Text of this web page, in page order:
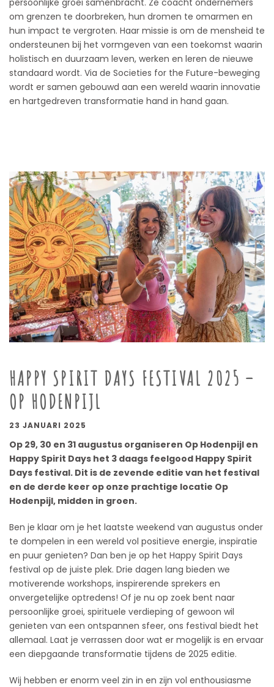
om grenzen te doorbreken, hun dromen te omarmen en
hun impact te vergroten. Haar missie is om de mensheid te
ondersteunen bij het vormgeven van een toekomst waarin
holistisch en duurzaam leven, werken en leren de nieuwe
standaard wordt. Via de Societies for the Future-beweging
wordt er samen gebouwd aan een wereld waarin innovatie
en hartgedreven transformatie hand in hand gaan.
HAPPY SPIRIT DAYS FESTIVAL 2025 –
OP HODENPIJL
23 JANUARI 2025
Op 29, 30 en 31 augustus organiseren Op Hodenpijl en
Happy Spirit Days het 3 daags feelgood Happy Spirit
Days festival. Dit is de zevende editie van het festival
en de derde keer op onze prachtige locatie Op
Hodenpijl, midden in groen.
Ben je klaar om je het laatste weekend van augustus onder
te dompelen in een wereld vol positieve energie, inspiratie
en puur genieten? Dan ben je op het Happy Spirit Days
festival op de juiste plek. Drie dagen lang bieden we
motiverende workshops, inspirerende sprekers en
onvergetelijke optredens! Of je nu op zoek bent naar
persoonlijke groei, spirituele verdieping of gewoon wil
genieten van een ontspannen sfeer, ons festival biedt het
allemaal. Laat je verrassen door wat er mogelijk is en ervaar
een diepgaande transformatie tijdens de 2025 editie.
Wij hebben er enorm veel zin in en zijn vol enthousiasme